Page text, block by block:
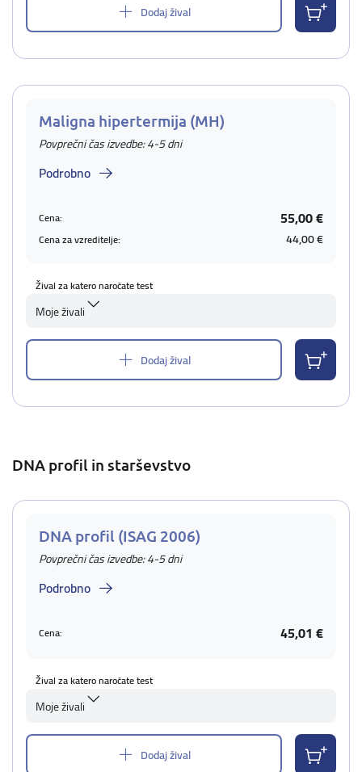
Dodaj žival
Maligna hipertermija (MH)
Povprečni čas izvedbe: 4-5 dni
Podrobno
Cena: 55,00 €
Cena za vzreditelje: 44,00 €
Žival za katero naročate test
Moje živali
Dodaj žival
DNA profil in starševstvo
DNA profil (ISAG 2006)
Povprečni čas izvedbe: 4-5 dni
Podrobno
Cena: 45,01 €
Žival za katero naročate test
Moje živali
Dodaj žival